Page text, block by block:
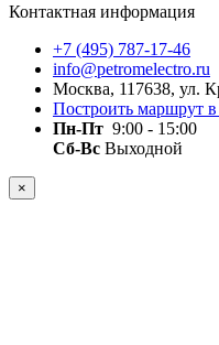
Контактная информация
+7 (495) 787-17-46
info@petromelectro.ru
Москва, 117638, ул.
Построить маршрут в
Пн-Пт 9:00 - 15:00
Сб-Вс Выходной
×